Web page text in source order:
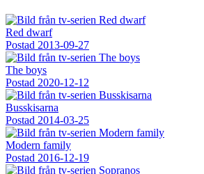
Red dwarf
Postad 2013-09-27
The boys
Postad 2020-12-12
Busskisarna
Postad 2014-03-25
Modern family
Postad 2016-12-19